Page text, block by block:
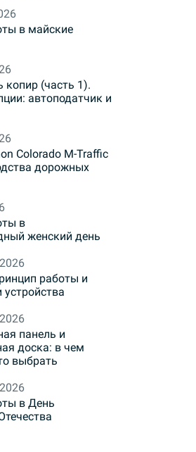
в майские
копир (часть 1).
автоподатчик и
Colorado M-Traffic
дорожных
в
женский день
работы и
устройства
панель и
доска: в чем
выбрать
в День